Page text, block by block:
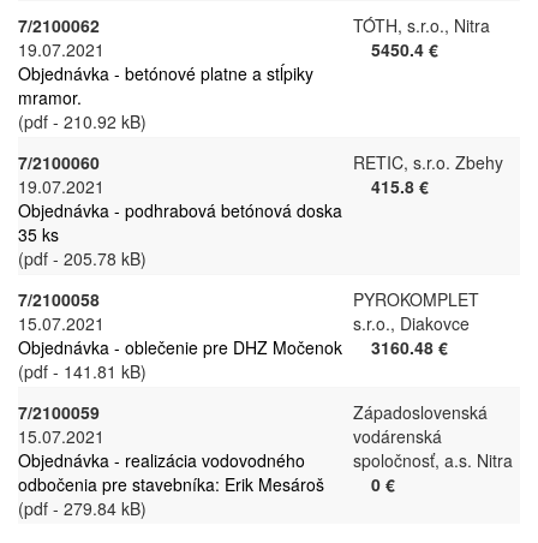
7/2100062
19.07.2021
Objednávka - betónové platne a stĺpiky
mramor.
(pdf - 210.92 kB)
TÓTH, s.r.o., Nitra
5450.4 €
7/2100060
19.07.2021
Objednávka - podhrabová betónová doska
35 ks
(pdf - 205.78 kB)
RETIC, s.r.o. Zbehy
415.8 €
7/2100058
15.07.2021
Objednávka - oblečenie pre DHZ Močenok
(pdf - 141.81 kB)
PYROKOMPLET
s.r.o., Diakovce
3160.48 €
7/2100059
15.07.2021
Objednávka - realizácia vodovodného
odbočenia pre stavebníka: Erik Mesároš
(pdf - 279.84 kB)
Západoslovenská
vodárenská
spoločnosť, a.s. Nitra
0 €